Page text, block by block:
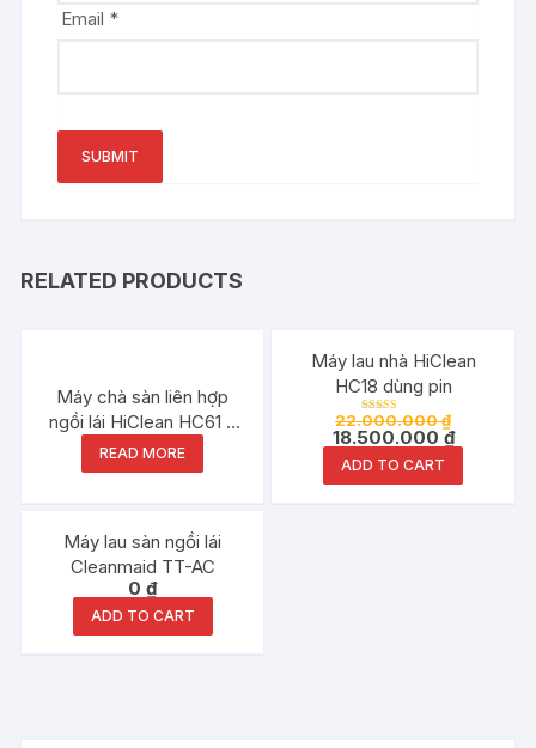
Email *
RELATED PRODUCTS
Máy chà sàn liên hợp
ngồi lái HiClean HC61 2
mâm chà 4 bình acquy
READ MORE
Đang ưu đãi!
Máy lau nhà HiClean
HC18 dùng pin
Rated
5.00
out of 5
22.000.000₫
18.500.000₫
ADD TO CART
Máy lau sàn ngồi lái
Cleanmaid TT-AC
0₫
ADD TO CART